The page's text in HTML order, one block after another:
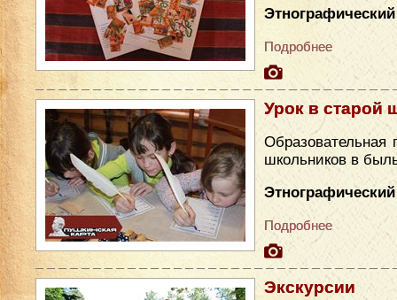
Подробнее
Урок в старой
школьников в
Подробнее
Экскурсии